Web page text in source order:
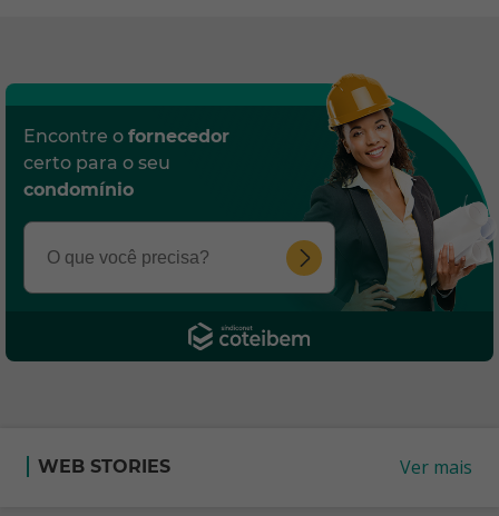
Encontre o fornecedor
certo para o seu
condomínio
WEB STORIES Ver mais